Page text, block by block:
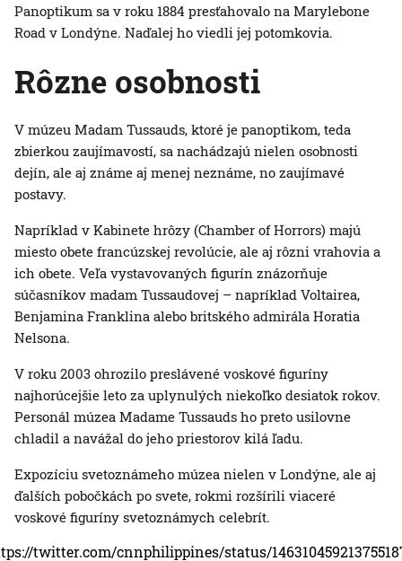
Panoptikum sa v roku 1884 presťahovalo na Marylebone
Road v Londýne. Naďalej ho viedli jej potomkovia.
Rôzne osobnosti
V múzeu Madam Tussauds, ktoré je panoptikom, teda
zbierkou zaujímavostí, sa nachádzajú nielen osobnosti
dejín, ale aj známe aj menej neznáme, no zaujímavé
postavy.
Napríklad v Kabinete hrôzy (Chamber of Horrors) majú
miesto obete francúzskej revolúcie, ale aj rôzni vrahovia a
ich obete. Veľa vystavovaných figurín znázorňuje
súčasníkov madam Tussaudovej – napríklad Voltairea,
Benjamina Franklina alebo britského admirála Horatia
Nelsona.
V roku 2003 ohrozilo preslávené voskové figuríny
najhorúcejšie leto za uplynulých niekoľko desiatok rokov.
Personál múzea Madame Tussauds ho preto usilovne
chladil a navážal do jeho priestorov kilá ľadu.
Expozíciu svetoznámeho múzea nielen v Londýne, ale aj
ďalších pobočkách po svete, rokmi rozšírili viaceré
voskové figuríny svetoznámych celebrít.
twitter.com/cnnphilippines/status/